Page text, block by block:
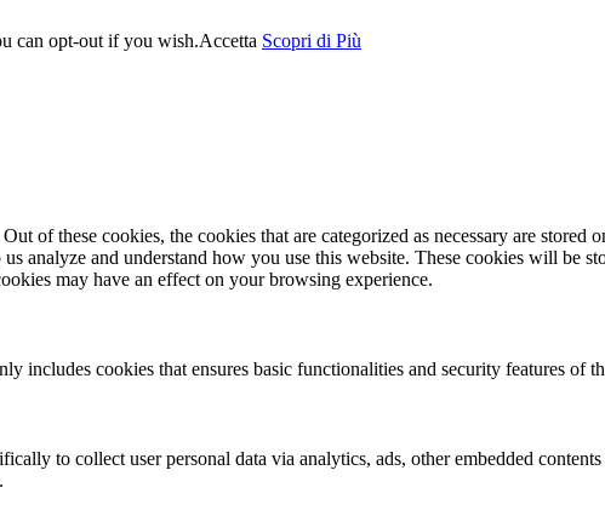
can opt-out if you wish.Accetta Scopri di Più
of these cookies, the cookies that are categorized as necessary are stored
analyze and understand how you use this website. These cookies will be
may have an effect on your browsing experience.
includes cookies that ensures basic functionalities and security features of
to collect user personal data via analytics, ads, other embedded contents